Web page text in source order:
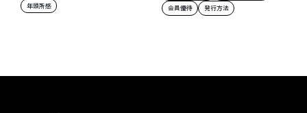
年頭所感
会員優待
発行方法